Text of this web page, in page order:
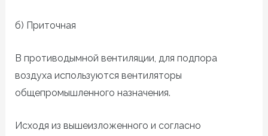
б) Приточная
В противодымной вентиляции, для подпора
воздуха используются вентиляторы
общепромышленного назначения.
Исходя из вышеизложенного и согласно